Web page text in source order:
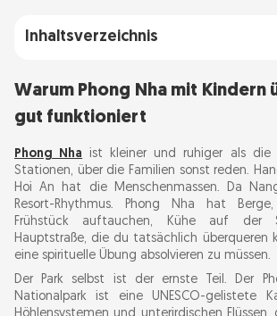
Inhaltsverzeichnis
gut funktioniert
Höhlen in Phong Nha, die perfekt
sind
Paradise Cave ist der sicherste
Phong Nha Cave ist der
Tien Son Cave lohnt sich nur,
Kinder noch Beine haben
Dunkle Höhle ist für ältere,
Warum Phong Nha mit Kindern
gut funktioniert
Phong Nha ist kleiner und ruhiger als die
Stationen, über die Familien sonst reden.
Hoi An hat die Menschenmassen. Da
Resort-Rhythmus. Phong Nha hat
Frühstück auftauchen, Kühe auf der
Hauptstraße, die du tatsächlich überqueren
eine spirituelle Übung absolvieren zu müssen.
Der Park selbst ist der ernste Teil. Der
Nationalpark ist eine UNESCO-gelistete